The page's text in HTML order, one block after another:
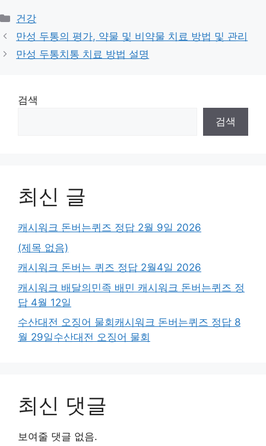
Categories
건강
만성 두통의 평가, 약물 및 비약물 치료 방법 및 관리
만성 두통치통 치료 방법 설명
검색
검색
최신 글
캐시워크 돈버는퀴즈 정답 2월 9일 2026
(제목 없음)
캐시워크 돈버는 퀴즈 정답 2월4일 2026
캐시워크 배달의민족 배민 캐시워크 돈버는퀴즈 정
답 4월 12일
수산대전 오징어 물회캐시워크 돈버는퀴즈 정답 8
월 29일수산대전 오징어 물회
최신 댓글
보여줄 댓글 없음.